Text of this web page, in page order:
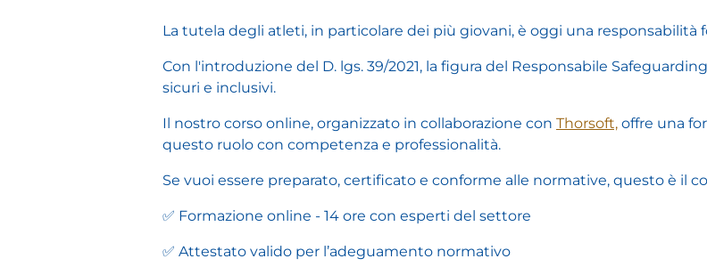
La tutela degli atleti, in particolare dei più giovani, è oggi una
Con l'introduzione del D. lgs. 39/2021, la figura del Responsabile
sicuri e inclusivi.
Il nostro corso online, organizzato in collaborazione con Thorsoft, offre una
questo ruolo con competenza e professionalità.
Se vuoi essere preparato, certificato e conforme alle normative, questo è il
✅ Formazione online - 14 ore con esperti del settore
✅ Attestato valido per l’adeguamento normativo